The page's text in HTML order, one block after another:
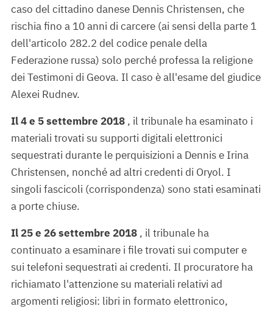
caso del cittadino danese Dennis Christensen, che
rischia fino a 10 anni di carcere (ai sensi della parte 1
dell'articolo 282.2 del codice penale della
Federazione russa) solo perché professa la religione
dei Testimoni di Geova. Il caso è all'esame del giudice
Alexei Rudnev.
Il 4 e 5 settembre 2018 , il tribunale ha esaminato i
materiali trovati su supporti digitali elettronici
sequestrati durante le perquisizioni a Dennis e Irina
Christensen, nonché ad altri credenti di Oryol. I
singoli fascicoli (corrispondenza) sono stati esaminati
a porte chiuse.
Il 25 e 26 settembre 2018 , il tribunale ha
continuato a esaminare i file trovati sui computer e
sui telefoni sequestrati ai credenti. Il procuratore ha
richiamato l'attenzione su materiali relativi ad
argomenti religiosi: libri in formato elettronico,